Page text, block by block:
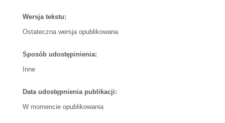
Wersja tekstu:
Ostateczna wersja opublikowana
Sposób udostępinienia:
Inne
Data udostępnienia publikacji:
W momencie opublikowania